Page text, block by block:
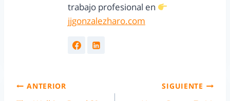
trabajo profesional en
jjgonzalezharo.com
ANTERIOR SIGUIENTE